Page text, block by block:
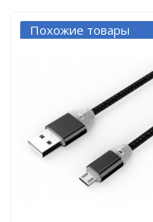
Похожие товары